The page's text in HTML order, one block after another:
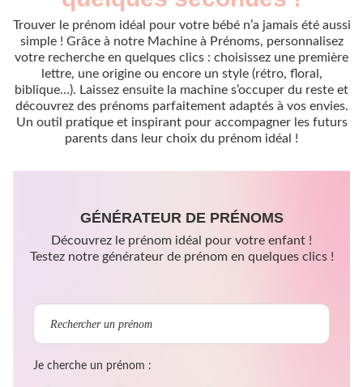
Trouver le prénom idéal pour votre bébé n’a jamais été aussi
simple ! Grâce à notre Machine à Prénoms, personnalisez
votre recherche en quelques clics : choisissez une première
lettre, une origine ou encore un style (rétro, floral,
biblique…). Laissez ensuite la machine s’occuper du reste et
découvrez des prénoms parfaitement adaptés à vos envies.
Un outil pratique et inspirant pour accompagner les futurs
parents dans leur choix du prénom idéal !
GÉNÉRATEUR DE PRÉNOMS
Découvrez le prénom idéal pour votre enfant !
Testez notre générateur de prénom en quelques clics !
Je cherche un prénom :